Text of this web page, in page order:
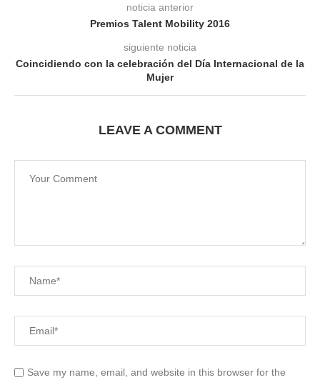
noticia anterior
Premios Talent Mobility 2016
siguiente noticia
Coincidiendo con la celebración del Día Internacional de la
Mujer
LEAVE A COMMENT
Save my name, email, and website in this browser for the